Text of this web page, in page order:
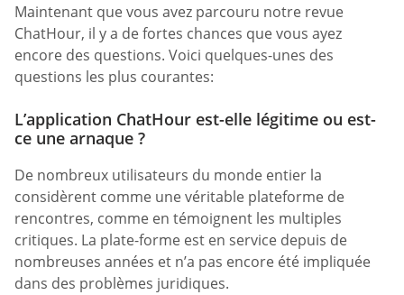
Maintenant que vous avez parcouru notre revue
ChatHour, il y a de fortes chances que vous ayez
encore des questions. Voici quelques-unes des
questions les plus courantes:
L’application ChatHour est-elle légitime ou est-
ce une arnaque ?
De nombreux utilisateurs du monde entier la
considèrent comme une véritable plateforme de
rencontres, comme en témoignent les multiples
critiques. La plate-forme est en service depuis de
nombreuses années et n’a pas encore été impliquée
dans des problèmes juridiques.